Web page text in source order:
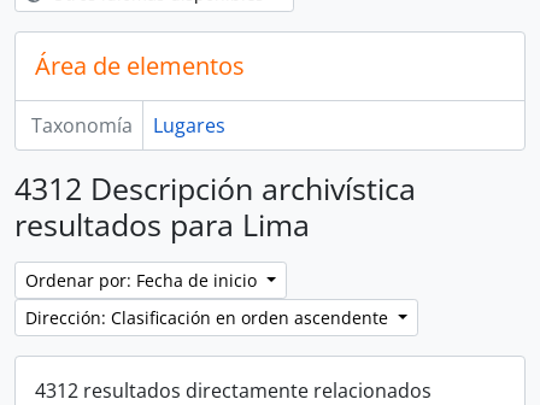
Área de elementos
Taxonomía Lugares
4312 Descripción archivística
resultados para Lima
Ordenar por: Fecha de inicio
Dirección: Clasificación en orden ascendente
4312 resultados directamente relacionados